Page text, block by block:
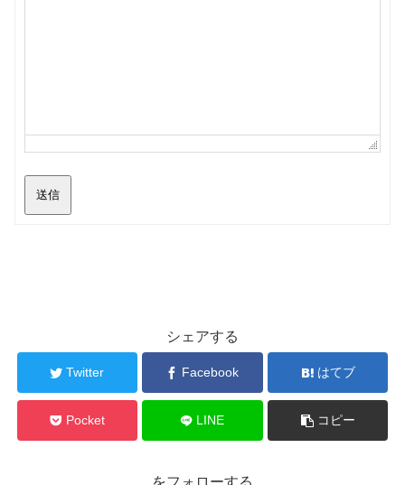
送信
シェアする
Twitter Facebook はてブ
Pocket LINE コピー